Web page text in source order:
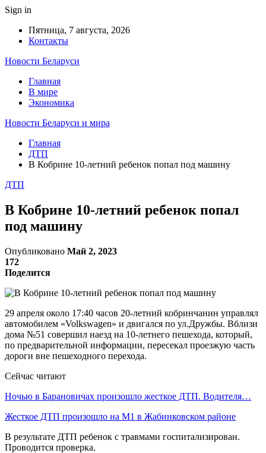
Sign in
Пятница, 7 августа, 2026
Контакты
Новости Беларуси
Главная
В мире
Экономика
Новости Беларуси и мира
Главная
ДТП
В Кобрине 10-летний ребенок попал под машину
ДТП
В Кобрине 10-летний ребенок попал
под машину
Опубликовано Май 2, 2023
172
Поделится
29 апреля около 17:40 часов 20-летний кобринчанин управлял
автомобилем «Volkswagen» и двигался по ул.Дружбы. Вблизи
дома №51 совершил наезд на 10-летнего пешехода, который,
по предварительной информации, пересекал проезжую часть
дороги вне пешеходного перехода.
Сейчас читают
Ночью в Барановичах произошло жесткое ДТП. Водителя…
Жесткое ДТП произошло на М1 в Жабинковском районе
В результате ДТП ребенок с травмами госпитализирован.
Проводится проверка.